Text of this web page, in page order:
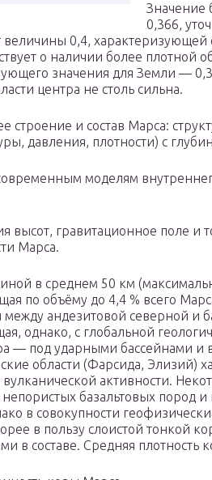
Значение
0,366,
величины 0,4,
о наличии более плотной
значения для Земли —
центра не столь сильна.
строение и состав Марса:
давления, плотности) с
моделям
высот, гравитационное поле и
Марса.
в среднем 50 км
по объёму до 4,4 % всего
между андезитовой северной и
однако, с глобальной
— под ударными бассейнами
области (Фарсида, Элизий)
вулканической активности.
непористых базальтовых пород
в совокупности
в пользу слоистой тонкой
в составе. Средняя